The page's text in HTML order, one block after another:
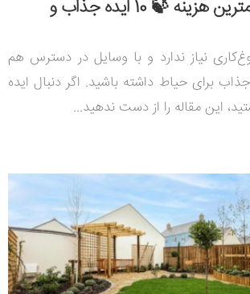
تزیین حیاط با کمترین هزینه 🍃 10 ایده جذاب و
نیاز ندارد و با وسایل در دسترس هم
برای حیاط داشته باشید. اگر دنبال ایده
این مقاله را از دست ندهید...